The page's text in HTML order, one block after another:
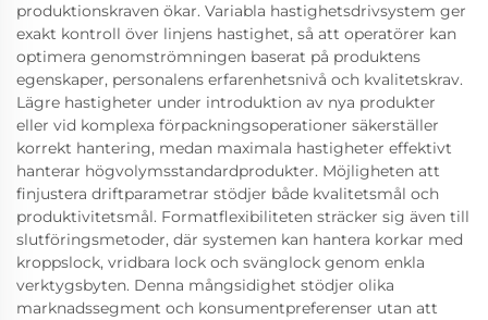
produktionskraven ökar. Variabla hastighetsdrivsystem ger
exakt kontroll över linjens hastighet, så att operatörer kan
optimera genomströmningen baserat på produktens
egenskaper, personalens erfarenhetsnivå och kvalitetskrav.
Lägre hastigheter under introduktion av nya produkter
eller vid komplexa förpackningsoperationer säkerställer
korrekt hantering, medan maximala hastigheter effektivt
hanterar högvolymsstandardprodukter. Möjligheten att
finjustera driftparametrar stödjer både kvalitetsmål och
produktivitetsmål. Formatflexibiliteten sträcker sig även till
slutföringsmetoder, där systemen kan hantera korkar med
kroppslock, vridbara lock och svänglock genom enkla
verktygsbyten. Denna mångsidighet stödjer olika
marknadssegment och konsumentpreferenser utan att